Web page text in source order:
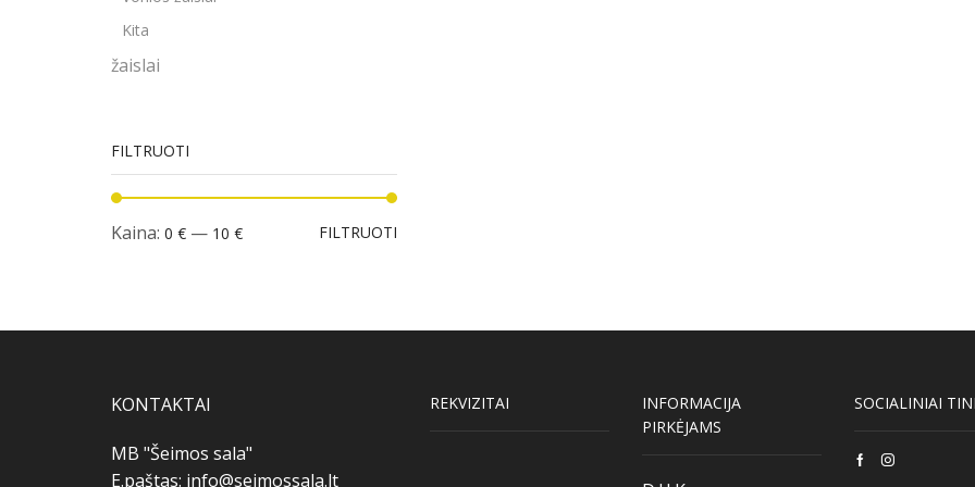
Kita
žaislai
FILTRUOTI
Min
Maks
FILTRUOTI
Kaina: 0 € — 10 €
KONTAKTAI
MB "Šeimos sala"
E.paštas: info@seimossala.lt
REKVIZITAI
INFORMACIJA
PIRKĖJAMS
SOCIALINIAI
FacebookInstagram